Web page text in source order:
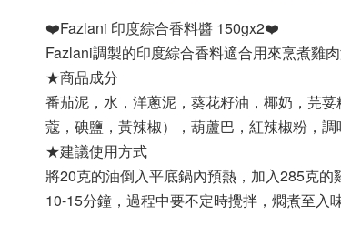
❤️Fazlani 印度綜合香料醬 150gx2❤️
Fazlani調製的印度綜合香料適合用來烹煮雞
★商品成分
番茄泥，水，洋蔥泥，葵花籽油，椰奶，芫
蔻，碘鹽，黃辣椒），葫蘆巴，紅辣椒粉，調
★建議使用方式
將20克的油倒入平底鍋內預熱，加入285克
10-15分鐘，過程中要不定時攪拌，燜煮至入